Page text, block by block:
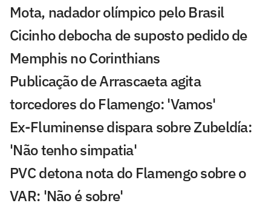
Mota, nadador olímpico pelo Brasil
Cicinho debocha de suposto pedido de
Memphis no Corinthians
Publicação de Arrascaeta agita
torcedores do Flamengo: 'Vamos'
Ex-Fluminense dispara sobre Zubeldía:
'Não tenho simpatia'
PVC detona nota do Flamengo sobre o
VAR: 'Não é sobre'